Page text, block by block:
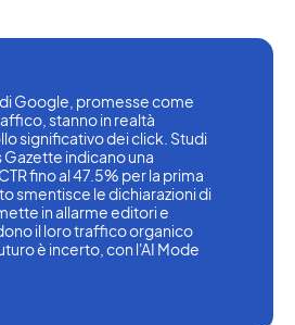
Google, promesse come
stanno in realtà
significativo dei click. Studi
Gazette indicano una
fino al 47.5% per la prima
smentisce le dichiarazioni di
in allarme editori e
il loro traffico organico
è incerto, con l'AI Mode